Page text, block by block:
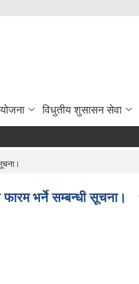
विधुतीय शुसासन सेवा
भर्ने सम्बन्धी सूचना।